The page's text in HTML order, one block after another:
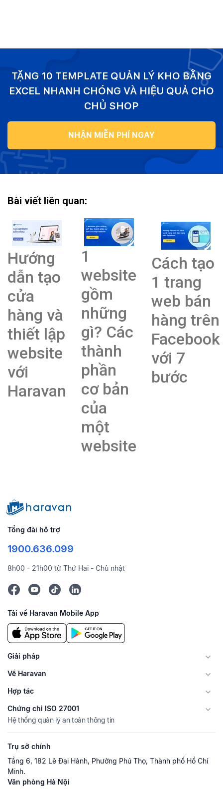
TẶNG 10 TEMPLATE QUẢN LÝ KHO BẰNG
EXCEL NHANH CHÓNG VÀ HIỆU QUẢ CHO
CHỦ SHOP
NHẬN MIỄN PHÍ NGAY
Bài viết liên quan:
Hướng
dẫn tạo
cửa
hàng và
thiết lập
website
với
Haravan
1
website
gồm
những
gì? Các
thành
phần
cơ bản
của
một
website
Cách tạo
1 trang
web bán
hàng trên
Facebook
với 7
bước
Tổng đài hỗ trợ
1900.636.099
8h00 - 21h00 từ Thứ Hai - Chủ nhật
Tải về Haravan Mobile App
Giải pháp
Về Haravan
Hợp tác
Chứng chỉ ISO 27001
Hệ thống quản lý an toàn thông tin
Trụ sở chính
Tầng 6, 182 Lê Đại Hành, Phường Phú Thọ, Thành phố Hồ Chí
Minh.
Văn phòng Hà Nội